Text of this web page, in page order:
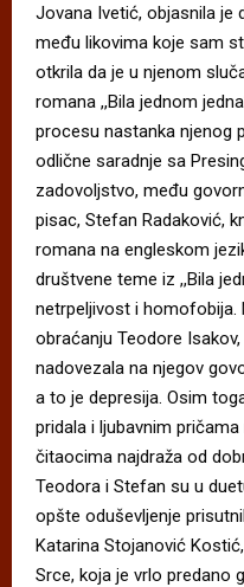
Jovana Ivetić, objasnila je
među likovima koje sam
otkrila da je u njenom
romana ,,Bila jednom
procesu nastanka njenog
odlične saradnje sa
zadovoljstvo, među
pisac, Stefan Radaković,
romana na engleskom
društvene teme iz ,,Bila
netrpeljivost i homofobija.
obraćanju Teodore
nadovezala na njegov
a to je depresija. Osim
pridala i ljubavnim
čitaocima najdraža od
Teodora i Stefan su u
opšte oduševljenje
Katarina Stojanović
Srce, koja je vrlo predano